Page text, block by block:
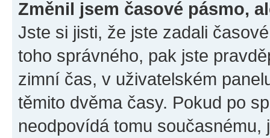
Změnil jsem časové pásmo,
Jste si jisti, že jste zadali
toho správného, pak jste
zimní čas, v uživatelském
těmito dvěma časy. Pokud po
neodpovídá tomu